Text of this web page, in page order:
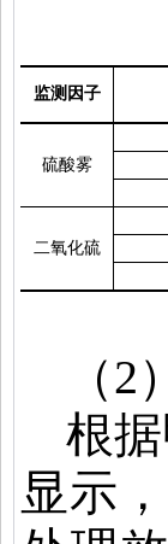
监测因子
硫酸雾
二氧化硫
（2
根
显示